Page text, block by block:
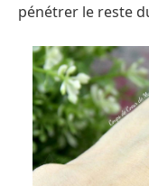
pénétrer le reste